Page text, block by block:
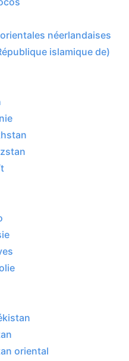
néerlandaises
islamique de)
oriental